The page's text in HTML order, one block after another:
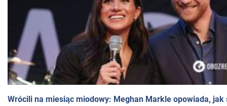
Wrócili na miesiąc miodowy: Meghan Markle opowiada, jak